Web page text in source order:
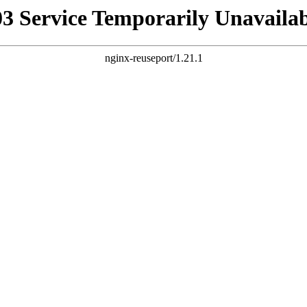
Service Temporarily
nginx-reuseport/1.21.1